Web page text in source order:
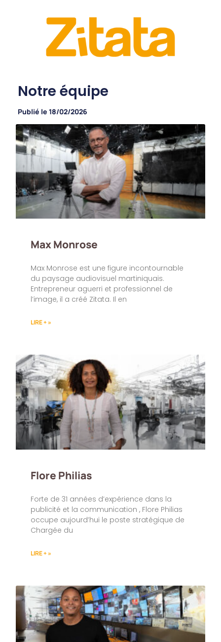
Notre équipe
Publié le 18/02/2026
Max Monrose
Max Monrose est une figure incontournable
du paysage audiovisuel martiniquais.
Entrepreneur aguerri et professionnel de
l’image, il a créé Zitata. Il en
LIRE + »
Flore Philias
Forte de 31 années d’expérience dans la
publicité et la communication , Flore Philias
occupe aujourd’hui le poste stratégique de
Chargée du
LIRE + »